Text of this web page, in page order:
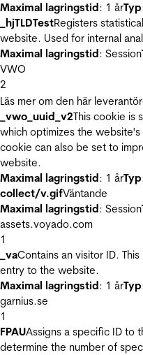
Maximal lagringstid: 1 årTyp
_hjTLDTestRegisters
website. Used for internal
Maximal lagringstid: Session
VWO
2
Läs mer om den här
_vwo_uuid_v2This cookie is
which optimizes the
cookie can also be set to
website.
Maximal lagringstid: 1 årTyp
collect/v.gifVäntande
Maximal lagringstid: Session
assets.voyado.com
1
_vaContains an visitor ID.
entry to the website.
Maximal lagringstid: 1 årTyp
garnius.se
1
FPAUAssigns a specific ID to
determine the number of